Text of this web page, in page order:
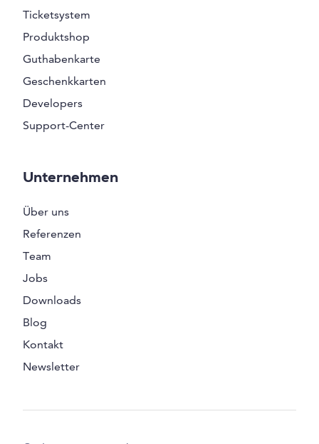
Ticketsystem
Produktshop
Guthabenkarte
Geschenkkarten
Developers
Support-Center
Unternehmen
Über uns
Referenzen
Team
Jobs
Downloads
Blog
Kontakt
Newsletter